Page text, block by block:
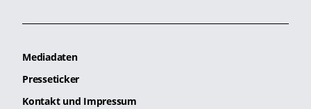
Mediadaten
Presseticker
Kontakt und Impressum